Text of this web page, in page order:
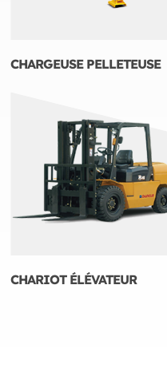
CHARGEUSE PELLETEUSE
CHARIOT ÉLÉVATEUR